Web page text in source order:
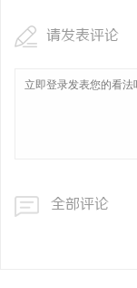
请发表评论
全部评论